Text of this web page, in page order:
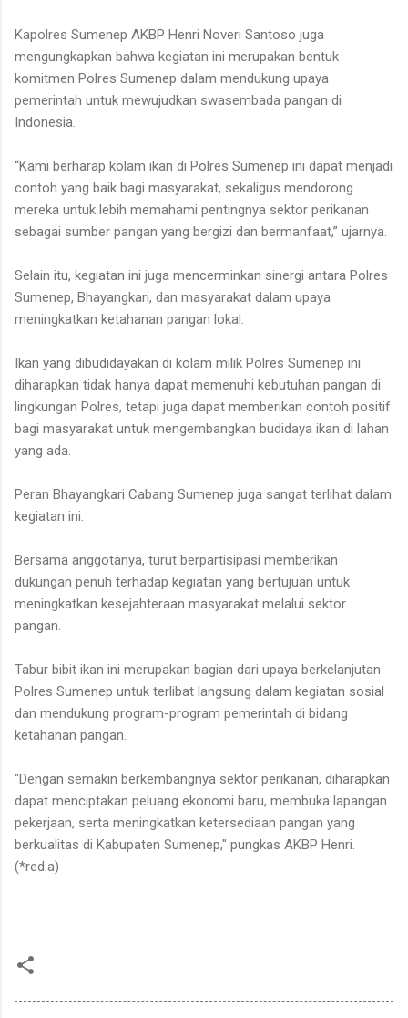
Kapolres Sumenep AKBP Henri Noveri Santoso juga
mengungkapkan bahwa kegiatan ini merupakan bentuk
komitmen Polres Sumenep dalam mendukung upaya
pemerintah untuk mewujudkan swasembada pangan di
Indonesia.
“Kami berharap kolam ikan di Polres Sumenep ini dapat menjadi
contoh yang baik bagi masyarakat, sekaligus mendorong
mereka untuk lebih memahami pentingnya sektor perikanan
sebagai sumber pangan yang bergizi dan bermanfaat,” ujarnya.
Selain itu, kegiatan ini juga mencerminkan sinergi antara Polres
Sumenep, Bhayangkari, dan masyarakat dalam upaya
meningkatkan ketahanan pangan lokal.
Ikan yang dibudidayakan di kolam milik Polres Sumenep ini
diharapkan tidak hanya dapat memenuhi kebutuhan pangan di
lingkungan Polres, tetapi juga dapat memberikan contoh positif
bagi masyarakat untuk mengembangkan budidaya ikan di lahan
yang ada.
Peran Bhayangkari Cabang Sumenep juga sangat terlihat dalam
kegiatan ini.
Bersama anggotanya, turut berpartisipasi memberikan
dukungan penuh terhadap kegiatan yang bertujuan untuk
meningkatkan kesejahteraan masyarakat melalui sektor
pangan.
Tabur bibit ikan ini merupakan bagian dari upaya berkelanjutan
Polres Sumenep untuk terlibat langsung dalam kegiatan sosial
dan mendukung program-program pemerintah di bidang
ketahanan pangan.
"Dengan semakin berkembangnya sektor perikanan, diharapkan
dapat menciptakan peluang ekonomi baru, membuka lapangan
pekerjaan, serta meningkatkan ketersediaan pangan yang
berkualitas di Kabupaten Sumenep," pungkas AKBP Henri.
(*red.a)